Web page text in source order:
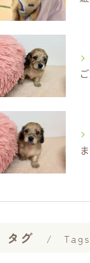
タグ Tags